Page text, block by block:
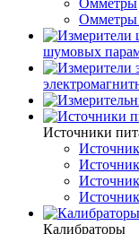
Омметры
Омметры
шумовых
Источники
Калибраторы